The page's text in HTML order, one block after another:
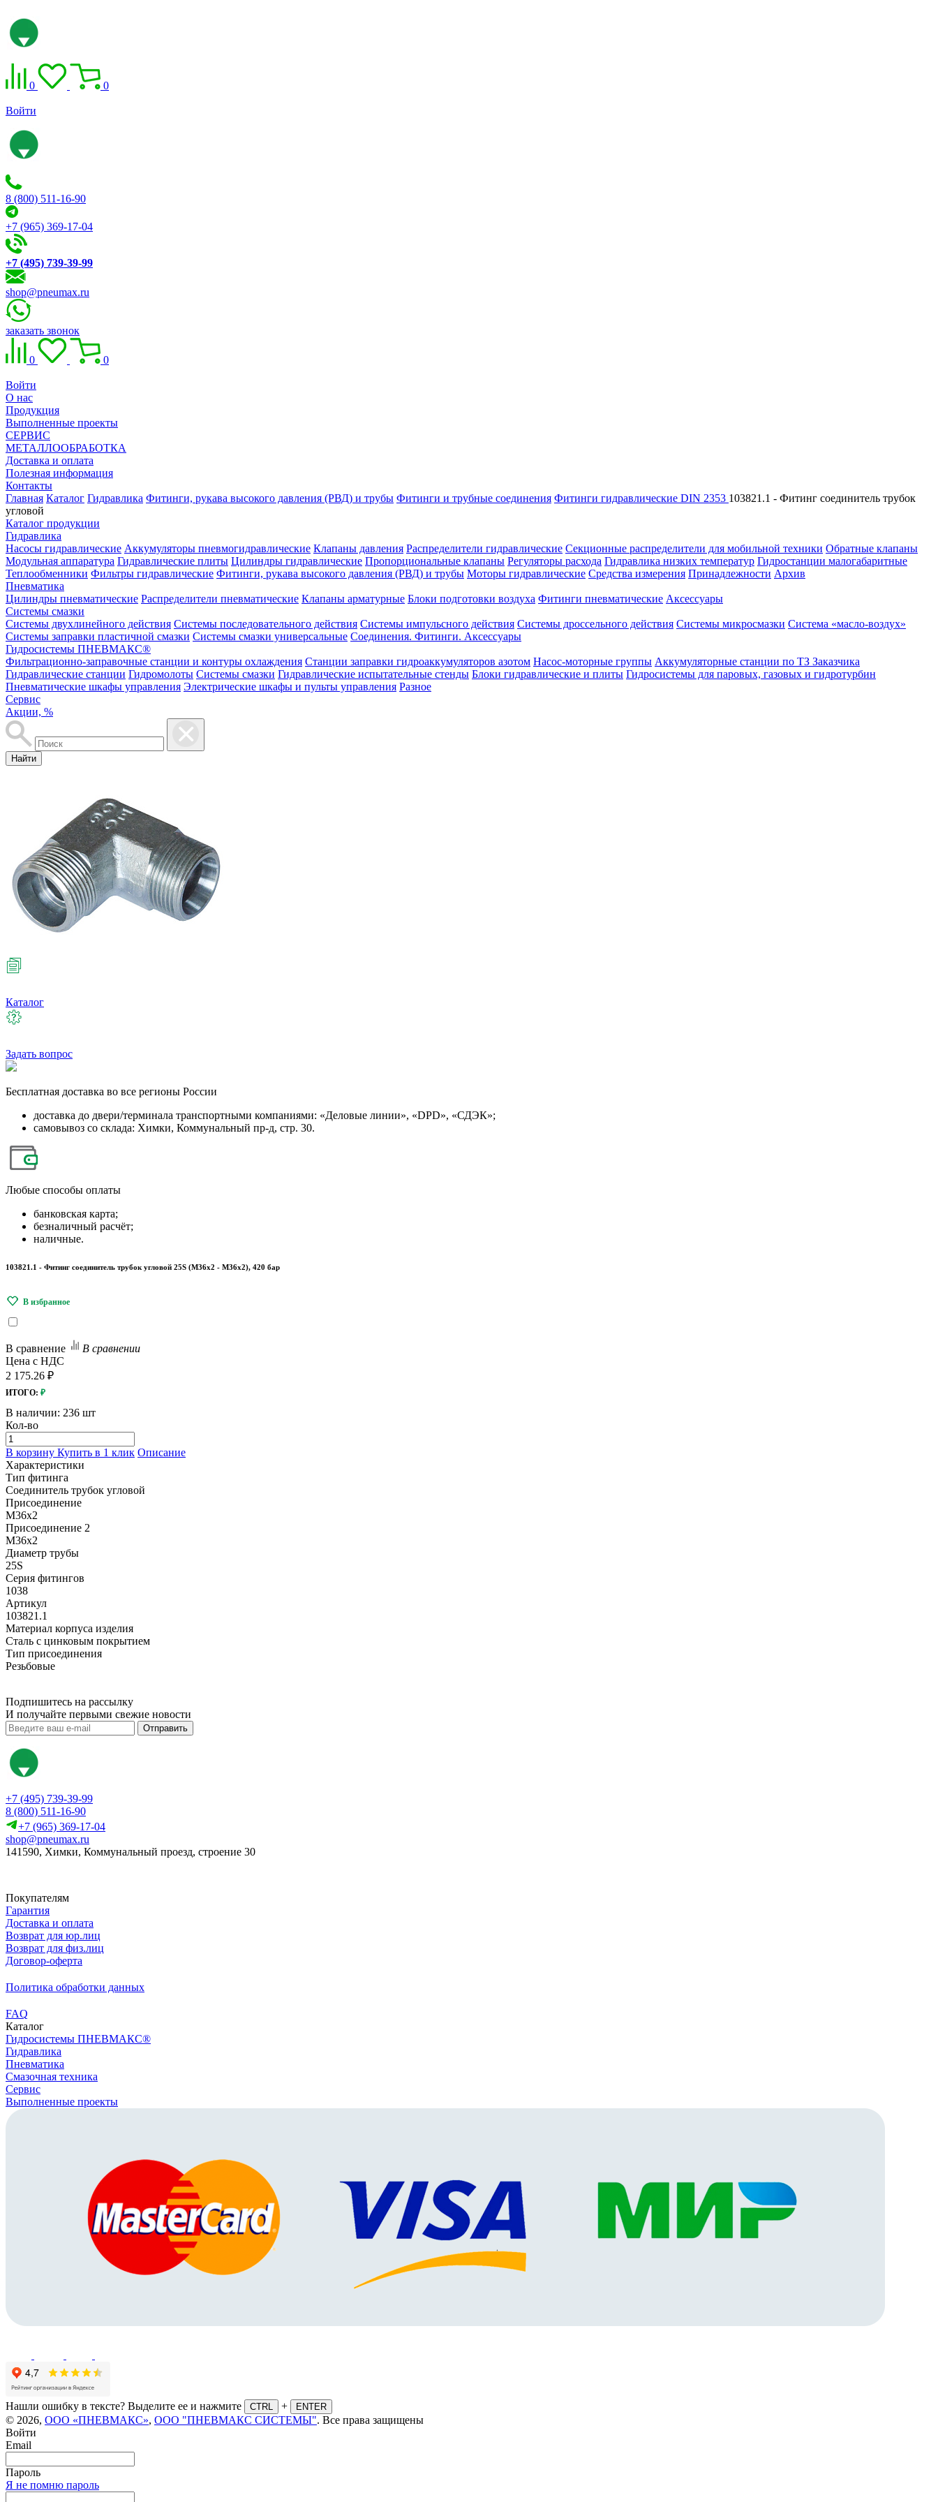
0 0
Войти
8 (800) 511-16-90
+7 (965) 369-17-04
+7 (495) 739-39-99
shop@pneumax.ru
заказать звонок
0 0
Войти
О нас
Продукция
Выполненные проекты
СЕРВИС
МЕТАЛЛООБРАБОТКА
Доставка и оплата
Полезная информация
Контакты
Главная Каталог Гидравлика Фитинги, рукава высокого давления (РВД) и трубы Фитинги и трубные соединения Фитинги гидравлические DIN 2353 103821.1 - Фитинг соединитель трубок
угловой
Каталог продукции
Гидравлика
Насосы гидравлические Аккумуляторы пневмогидравлические Клапаны давления Распределители гидравлические Секционные распределители для мобильной техники Обратные клапаны
Модульная аппаратура Гидравлические плиты Цилиндры гидравлические Пропорциональные клапаны Регуляторы расхода Гидравлика низких температур Гидростанции малогабаритные
Теплообменники Фильтры гидравлические Фитинги, рукава высокого давления (РВД) и трубы Моторы гидравлические Средства измерения Принадлежности Архив
Пневматика
Цилиндры пневматические Распределители пневматические Клапаны арматурные Блоки подготовки воздуха Фитинги пневматические Аксессуары
Системы смазки
Системы двухлинейного действия Системы последовательного действия Системы импульсного действия Системы дроссельного действия Системы микросмазки Система «масло-воздух»
Системы заправки пластичной смазки Системы смазки универсальные Соединения. Фитинги. Аксессуары
Гидросистемы ПНЕВМАКС®
Фильтрационно-заправочные станции и контуры охлаждения Станции заправки гидроаккумуляторов азотом Насос-моторные группы Аккумуляторные станции по ТЗ Заказчика
Гидравлические станции Гидромолоты Системы смазки Гидравлические испытательные стенды Блоки гидравлические и плиты Гидросистемы для паровых, газовых и гидротурбин
Пневматические шкафы управления Электрические шкафы и пульты управления Разное
Сервис
Акции, %
Найти
Каталог
Задать вопрос
Бесплатная доставка во все регионы России
доставка до двери/терминала транспортными компаниями: «Деловые линии», «DPD», «СДЭК»;
самовывоз со склада: Химки, Коммунальный пр-д, стр. 30.
Любые способы оплаты
банковская карта;
безналичный расчёт;
наличные.
103821.1 - Фитинг соединитель трубок угловой 25S (М36х2 - М36х2), 420 бар
В сравнение
В сравнении
Цена с НДС
2 175.26 ₽
ИТОГО: ₽
В наличии: 236 шт
Кол-во
В корзину Купить в 1 клик Описание
Характеристики
Тип фитинга
Соединитель трубок угловой
Присоединение
M36х2
Присоединение 2
M36х2
Диаметр трубы
25S
Серия фитингов
1038
Артикул
103821.1
Материал корпуса изделия
Сталь с цинковым покрытием
Тип присоединения
Резьбовые
Подпишитесь на рассылку
И получайте первыми свежие новости
Отправить
+7 (495) 739-39-99
8 (800) 511-16-90
+7 (965) 369-17-04
shop@pneumax.ru
141590, Химки, Коммунальный проезд, строение 30
Покупателям
Гарантия
Доставка и оплата
Возврат для юр.лиц
Возврат для физ.лиц
Договор-оферта
Политика обработки данных
FAQ
Каталог
Гидросистемы ПНЕВМАКС®
Гидравлика
Пневматика
Смазочная техника
Сервис
Выполненные проекты
Нашли ошибку в тексте? Выделите ее и нажмите CTRL + ENTER
© 2026, ООО «ПНЕВМАКС», ООО "ПНЕВМАКС СИСТЕМЫ". Все права защищены
Войти
Email
Пароль
Я не помню пароль